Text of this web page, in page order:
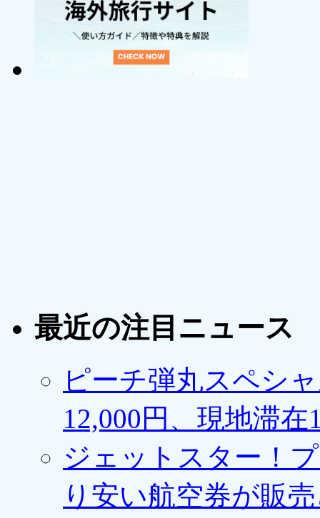
最近の注目ニュース
ピーチ弾丸スペシ
12,000円、現地滞
ジェットスター！
り安い航空券が販